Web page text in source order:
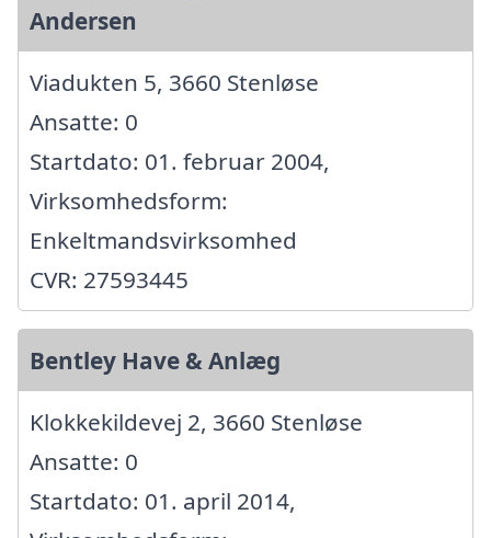
Andersen
Viadukten 5, 3660 Stenløse
Ansatte: 0
Startdato: 01. februar 2004,
Virksomhedsform:
Enkeltmandsvirksomhed
CVR: 27593445
Bentley Have & Anlæg
Klokkekildevej 2, 3660 Stenløse
Ansatte: 0
Startdato: 01. april 2014,